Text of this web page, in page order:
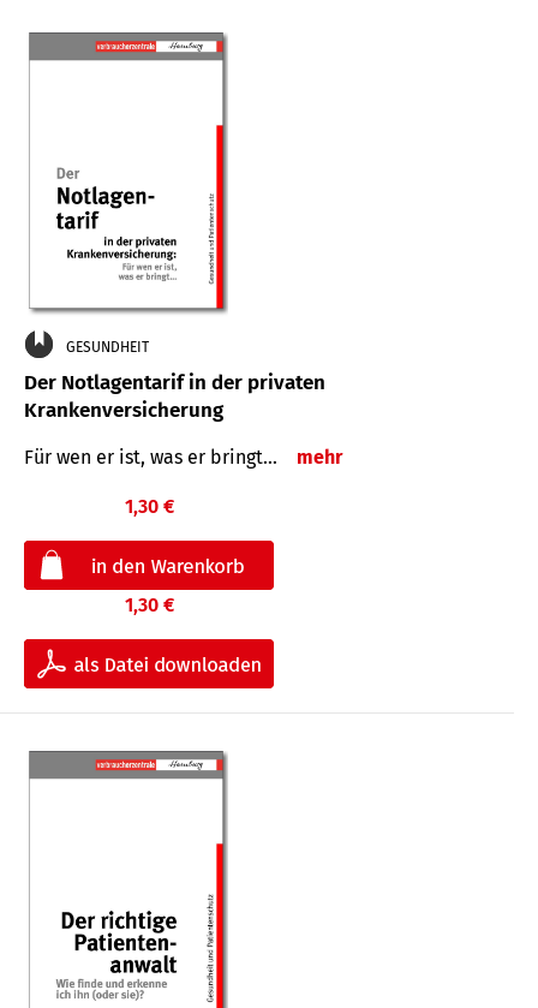
GESUNDHEIT
Der Notlagentarif in der privaten
Krankenversicherung
Für wen er ist, was er bringt… mehr
1,30 €
1,30 €